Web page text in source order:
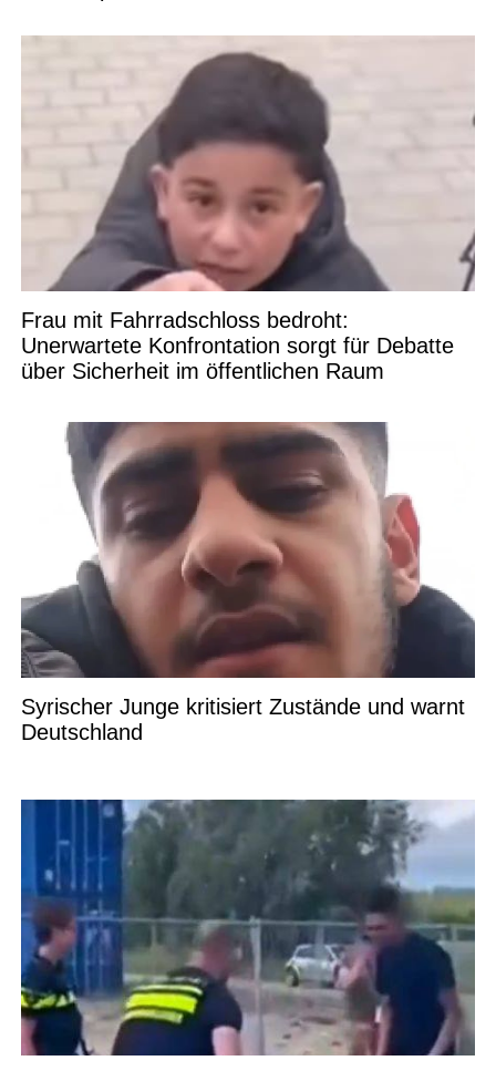
Frau mit Fahrradschloss bedroht:
Unerwartete Konfrontation sorgt für Debatte
über Sicherheit im öffentlichen Raum
Syrischer Junge kritisiert Zustände und warnt
Deutschland